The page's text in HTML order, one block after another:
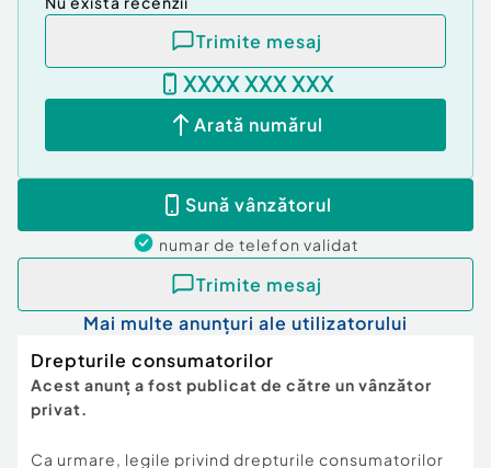
Trimite mesaj
XXXX XXX XXX
Arată numărul
Sună vânzătorul
numar de telefon validat
Trimite mesaj
Mai multe anunțuri ale utilizatorului
Drepturile consumatorilor
Acest anunț a fost publicat de către un vânzător
privat.
Ca urmare, legile privind drepturile consumatorilor